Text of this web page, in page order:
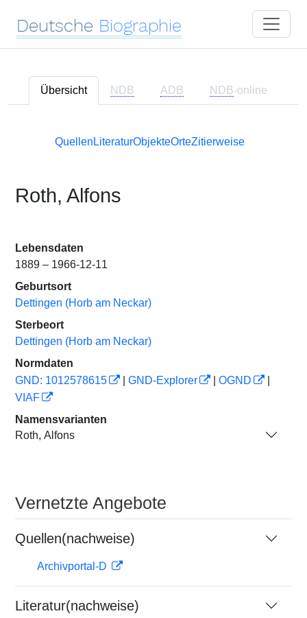
Deutsche Biographie
Übersicht NDB ADB NDB-online
Quellen LiteraturObjekteOrteZitierweise
Roth, Alfons
Lebensdaten
1889 – 1966-12-11
Geburtsort
Dettingen (Horb am Neckar)
Sterbeort
Dettingen (Horb am Neckar)
Normdaten
GND: 1012578615
GND-Explorer OGND
VIAF
Namensvarianten
Roth, Alfons
Vernetzte Angebote
Quellen(nachweise)
Archivportal-D
Literatur(nachweise)